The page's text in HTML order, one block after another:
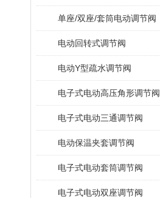
单座/双座/套筒电动调节阀
电动回转式调节阀
电动Y型疏水调节阀
电子式电动高压角形调节阀
电子式电动三通调节阀
电动保温夹套调节阀
电子式电动套筒调节阀
电子式电动双座调节阀